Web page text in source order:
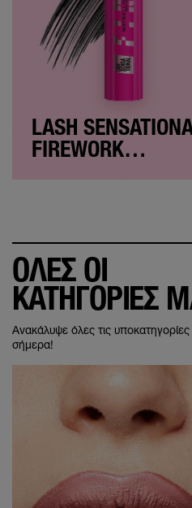
LASH
FIREWORK
ΟΛΕΣ ΟΙ
ΚΑΤΗΓΟΡΙΕΣ
Ανακάλυψε όλες τις υποκατηγορίες
σήμερα!